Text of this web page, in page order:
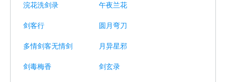
浣花洗剑录 午夜兰花
剑客行 圆月弯刀
多情剑客无情剑 月异星邪
剑毒梅香 剑玄录